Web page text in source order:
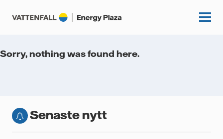
Fördjupning
Sorry, nothing was found here.
Senaste nytt